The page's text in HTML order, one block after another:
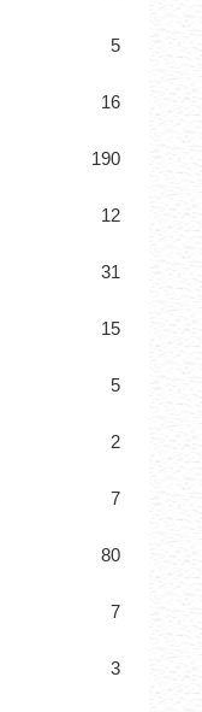
5
16
190
12
31
15
5
2
7
80
7
3